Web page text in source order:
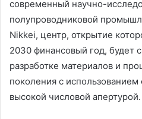
современный научно-
полупроводниковой
Nikkei, центр, открытие
2030 финансовый год, будет
разработке материалов и
поколения с использованием
высокой числовой апертурой.